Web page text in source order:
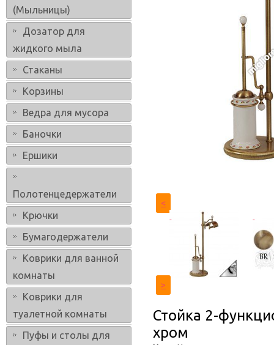
(Мыльницы)
Дозатор для
жидкого мыла
Стаканы
Корзины
Ведра для мусора
Баночки
Ершики
Полотенцедержатели
Крючки
Бумагодержатели
Коврики для ванной
комнаты
Коврики для
туалетной комнаты
Пуфы и столы для
<
>
Стойка 2-
хром